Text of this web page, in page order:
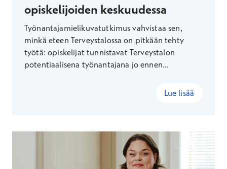
opiskelijoiden keskuudessa
Työnantajamielikuvatutkimus vahvistaa sen,
minkä eteen Terveystalossa on pitkään tehty
työtä: opiskelijat tunnistavat Terveystalon
potentiaalisena työnantajana jo ennen
määrätietoinen juniorityö, joka vie Terveystalon
Lue lisää